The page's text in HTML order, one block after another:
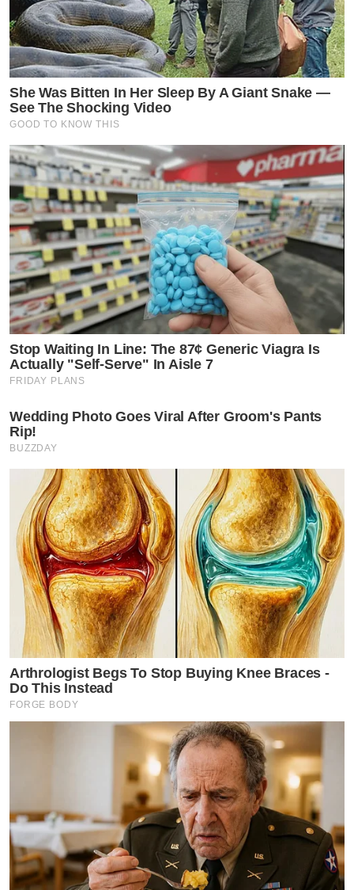
She Was Bitten In Her Sleep By A Giant Snake —
See The Shocking Video
GOOD TO KNOW THIS
Stop Waiting In Line: The 87¢ Generic Viagra Is
Actually "Self-Serve" In Aisle 7
FRIDAY PLANS
Wedding Photo Goes Viral After Groom's Pants
Rip!
BUZZDAY
Arthrologist Begs To Stop Buying Knee Braces -
Do This Instead
FORGE BODY